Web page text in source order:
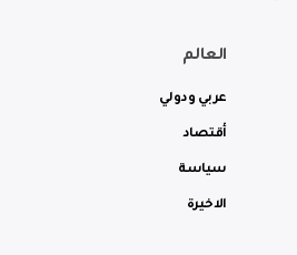
العالم
عربي ودولي
أقتصاد
سياسة
الاخيرة